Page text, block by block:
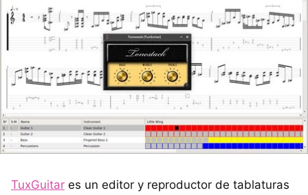
TuxGuitar es un editor y reproductor de tablaturas